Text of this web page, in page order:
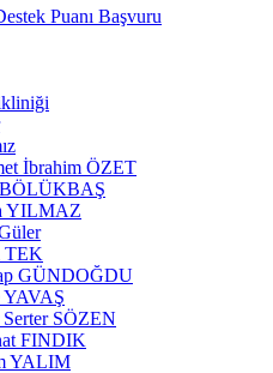
Puanı Başvuru
İbrahim ÖZET
YILMAZ
TEK
GÜNDOĞDU
YAVAŞ
SÖZEN
FINDIK
YALIM